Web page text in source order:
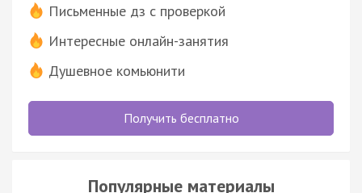
Письменные дз с проверкой
Интересные онлайн-занятия
Душевное комьюнити
Получить бесплатно
Популярные материалы